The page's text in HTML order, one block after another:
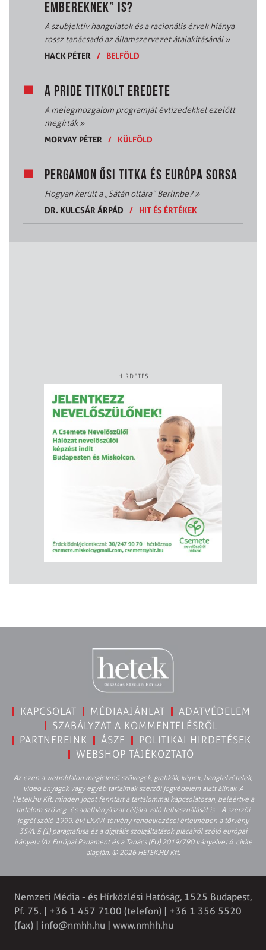
EMBEREKNEK” IS?
A szubjektív hangulatok és a racionális érvek hiánya
rossz tanácsadó az államszervezet átalakításánál»
HACK PÉTER
/ BELFÖLD
A PRIDE TITKOLT EREDETE
A melegmozgalom programját évtizedekkel ezelőtt
megírták»
MORVAY PÉTER
/ KÜLFÖLD
PERGAMON ŐSI TITKA ÉS EURÓPA SORSA
Hogyan került a „Sátán oltára” Berlinbe?»
DR. KULCSÁR ÁRPÁD
/ HIT ÉS ÉRTÉKEK
HIRDETÉS
KAPCSOLAT MÉDIAAJÁNLAT
ADATVÉDELEM
SZABÁLYZAT A KOMMENTELÉSRŐL
PARTNEREINK
ÁSZF
POLITIKAI HIRDETÉSEK
WEBSHOP TÁJÉKOZTATÓ
Az ezen a weboldalon megjelenő szövegek, grafikák, képek, hangfelvételek,
video anyagok vagy egyéb tartalmak szerzői jogvédelem alatt állnak. A
Hetek.hu Kft. minden jogot fenntart a tartalommal kapcsolatosan, beleértve a
tartalom szöveg- és adatbányászat céljára való felhasználását is – A szerzői
jogról szóló 1999. évi LXXVI. törvény rendelkezései értelmében a törvény
35/A. § (1) paragrafusa és a digitális szolgáltatások piacairól szóló európai
irányelv (Az Európai Parlament és a Tanács (EU) 2019/790 Irányelve) 4. cikke
alapján. © 2026 HETEK.HU Kft.
Nemzeti Média - és Hírközlési Hatóság, 1525 Budapest,
Pf. 75. | +36 1 457 7100 (telefon) | +36 1 356 5520
(fax) | info@nmhh.hu | www.nmhh.hu